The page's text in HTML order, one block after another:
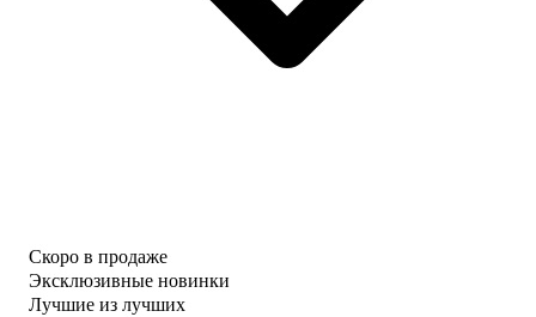
Скоро в продаже
Эксклюзивные новинки
Лучшие из лучших